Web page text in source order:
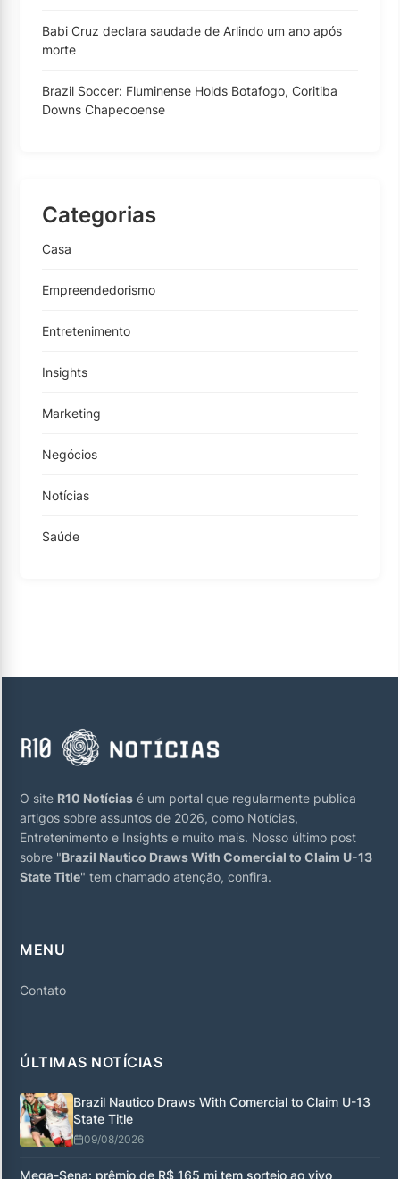
Babi Cruz declara saudade de Arlindo um ano após
morte
Brazil Soccer: Fluminense Holds Botafogo, Coritiba
Downs Chapecoense
Categorias
Casa
Empreendedorismo
Entretenimento
Insights
Marketing
Negócios
Notícias
Saúde
O site R10 Notícias é um portal que regularmente publica
artigos sobre assuntos de 2026, como Notícias,
Entretenimento e Insights e muito mais. Nosso último post
sobre "Brazil Nautico Draws With Comercial to Claim U-13
State Title" tem chamado atenção, confira.
MENU
Contato
ÚLTIMAS NOTÍCIAS
Brazil Nautico Draws With Comercial to Claim U-13
State Title
09/08/2026
Mega-Sena: prêmio de R$ 165 mi tem sorteio ao vivo